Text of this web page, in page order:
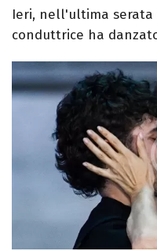
Ieri, nell'ultima
conduttrice ha